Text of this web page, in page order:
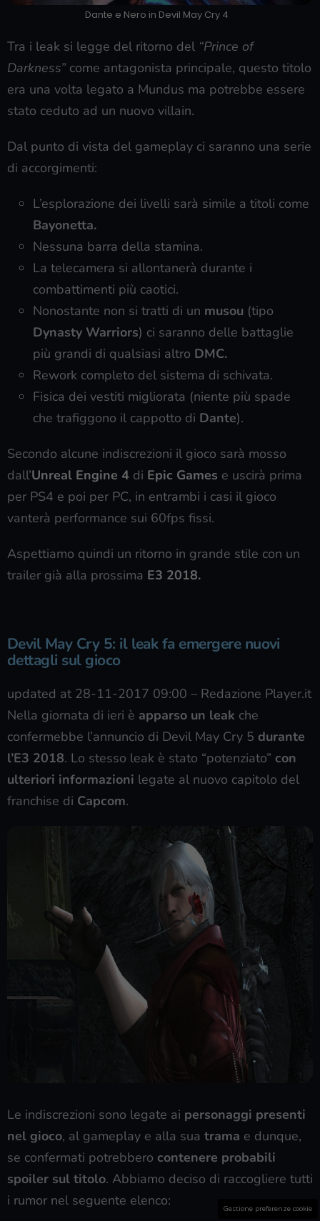
Dante e Nero in Devil May Cry 4
Tra i leak si legge del ritorno del “Prince of
Darkness” come antagonista principale, questo titolo
era una volta legato a Mundus ma potrebbe essere
stato ceduto ad un nuovo villain.
Dal punto di vista del gameplay ci saranno una serie
di accorgimenti:
L’esplorazione dei livelli sarà simile a titoli come
Bayonetta.
Nessuna barra della stamina.
La telecamera si allontanerà durante i
combattimenti più caotici.
Nonostante non si tratti di un musou (tipo
Dynasty Warriors) ci saranno delle battaglie
più grandi di qualsiasi altro DMC.
Rework completo del sistema di schivata.
Fisica dei vestiti migliorata (niente più spade
che trafiggono il cappotto di Dante).
Secondo alcune indiscrezioni il gioco sarà mosso
dall’Unreal Engine 4 di Epic Games e uscirà prima
per PS4 e poi per PC, in entrambi i casi il gioco
vanterà performance sui 60fps fissi.
Aspettiamo quindi un ritorno in grande stile con un
trailer già alla prossima E3 2018.
Devil May Cry 5: il leak fa emergere nuovi
dettagli sul gioco
updated at 28-11-2017 09:00 – Redazione Player.it
Nella giornata di ieri è apparso un leak che
confermebbe l’annuncio di Devil May Cry 5 durante
l’E3 2018. Lo stesso leak è stato “potenziato” con
ulteriori informazioni legate al nuovo capitolo del
franchise di Capcom.
Le indiscrezioni sono legate ai personaggi presenti
nel gioco, al gameplay e alla sua trama e dunque,
se confermati potrebbero contenere probabili
spoiler sul titolo. Abbiamo deciso di raccogliere tutti
i rumor nel seguente elenco:
Gestione preferenze cookie